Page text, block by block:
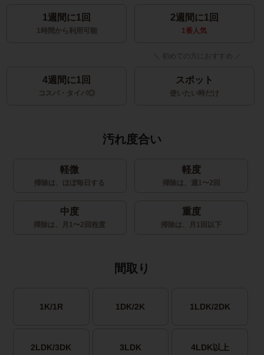
1週間に1回
1時間から利用可能
2週間に1回
1番人気
4週間に1回
コスパ・タイパ◎
スポット
使いたい時だけ
汚れ度合い
軽微
掃除は、ほぼ毎日する
軽度
掃除は、週1〜2回
中度
掃除は、月1〜2回程度
重度
掃除は、月1回以下
間取り
1K/1R 1DK/2K 1LDK/2DK
2LDK/3DK 3LDK 4LDK以上